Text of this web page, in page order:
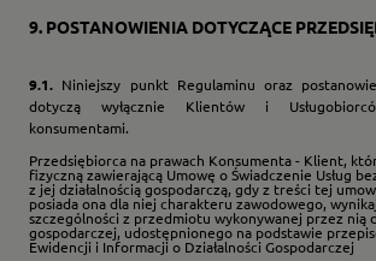
9. POSTANOWIENIA DOTYCZĄCE
9.1. Niniejszy punkt Regulaminu oraz
dotyczą wyłącznie Klientów i
konsumentami.
Przedsiębiorca na prawach Konsumenta - Klient,
fizyczną zawierającą Umowę o Świadczenie Usług
z jej działalnością gospodarczą, gdy z treści tej
posiada ona dla niej charakteru zawodowego,
szczególności z przedmiotu wykonywanej przez nią
gospodarczej, udostępnionego na podstawie
Ewidencji i Informacji o Działalności Gospodarczej